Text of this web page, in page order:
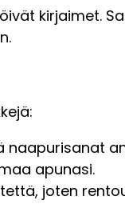
kirjaimet.
naapurisanat
apunasi.
joten